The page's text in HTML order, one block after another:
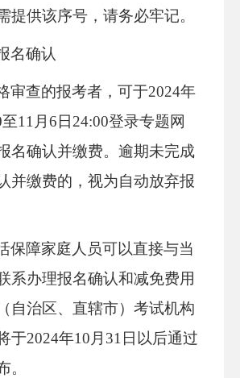
提供该序号，请务必牢记。
名确认
审查的报考者，可于2024年
11月6日24:00登录专题网
名确认并缴费。逾期未完成
并缴费的，视为自动放弃报
保障家庭人员可以直接与当
系办理报名确认和减免费用
自治区、直辖市）考试机构
于2024年10月31日以后通过
。